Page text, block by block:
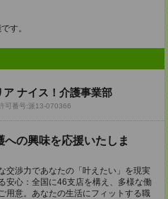
す。
ナイス！介護事業部
可番号:派13-070366
への興味を応援いたしま
交渉力であなたの「叶えたい」を現実
安心：全国に46支店を構え、多様な働
用意。あなたの生活にフィットする職